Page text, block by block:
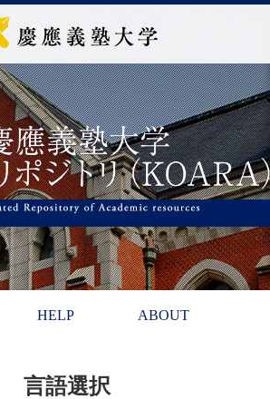
HELP ABOUT
言語選択